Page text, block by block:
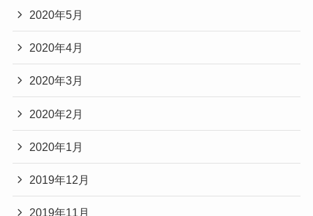
2020年5月
2020年4月
2020年3月
2020年2月
2020年1月
2019年12月
2019年11月